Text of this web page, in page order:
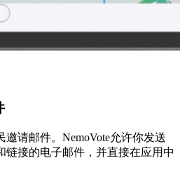
请邮件。NemoVote允许你发送
链接的电子邮件，并直接在应用中